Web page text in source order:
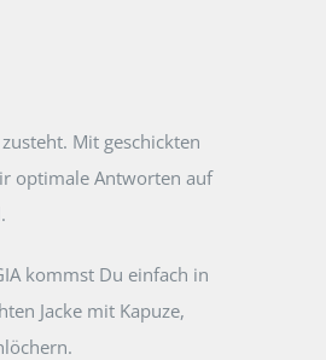
Mit geschickten
optimale Antworten auf
kommst Du einfach in
Jacke mit Kapuze,